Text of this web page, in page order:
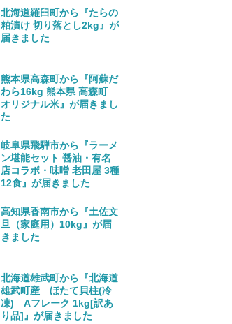
北海道羅臼町から『たらの
粕漬け 切り落とし2kg』が
届きました
熊本県高森町から『阿蘇だ
わら16kg 熊本県 高森町
オリジナル米』が届きまし
た
岐阜県飛騨市から『ラーメ
ン堪能セット 醤油・有名
店コラボ・味噌 老田屋 3種
12食』が届きました
高知県香南市から『土佐文
旦（家庭用）10kg』が届
きました
北海道雄武町から『北海道
雄武町産 ほたて貝柱(冷
凍) Aフレーク 1kg[訳あ
り品]』が届きました